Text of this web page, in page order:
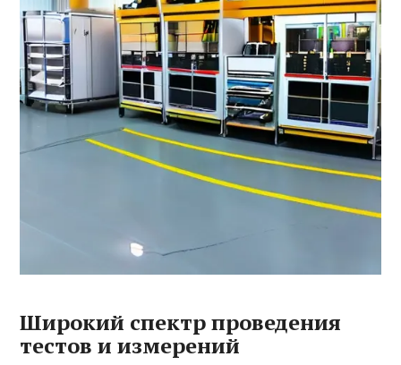
Широкий спектр проведения
тестов и измерений